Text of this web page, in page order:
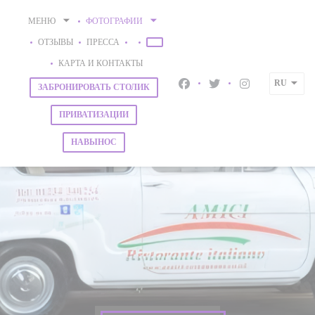
МЕНЮ ФОТОГРАФИИ
ОТЗЫВЫ ПРЕССА
((ОТКРЫВАЕТСЯ В НОВОМ ОКНЕ))
((ОТКРЫВАЕТСЯ В НОВОМ ОКНЕ))
КАРТА И КОНТАКТЫ
ЗАБРОНИРОВАТЬ СТОЛИК
ПРИВАТИЗАЦИИ
НАВЫНОС
Facebook ((открывается в
TwitterInstagram
RU